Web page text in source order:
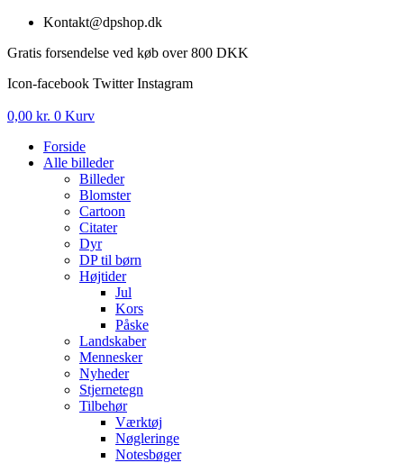
Videre
indhold
Kontakt@dpshop.dk
Gratis forsendelse ved køb over 800 DKK
Icon-facebook Twitter Instagram
0,00 kr. 0 Kurv
Forside
Alle billeder
Billeder
Blomster
Cartoon
Citater
Dyr
DP til børn
Højtider
Jul
Kors
Påske
Landskaber
Mennesker
Nyheder
Stjernetegn
Tilbehør
Værktøj
Nøgleringe
Notesbøger